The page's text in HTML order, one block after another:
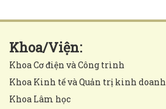
Khoa/Viện:
Khoa Cơ điện và Công trình
Khoa Kinh tế và Quản trị kinh doanh
Khoa Lâm học